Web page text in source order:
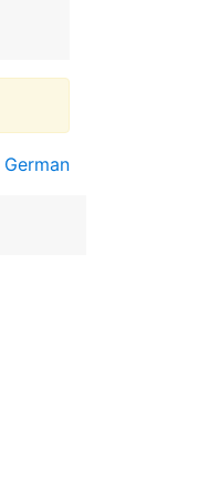
German